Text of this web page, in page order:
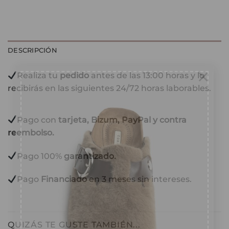
10% DESCUENTO
Suscríbete a nuestra web y
recibirás en tu email tu cupón
descuento de bienvenida
×
DESCRIPCIÓN
Realiza tu pedido antes de las 13:00 horas y lo
recibirás en las siguientes 24/72 horas laborables.
Pago con tarjeta, Bizum, PayPal y contra
reembolso.
Pago 100% garantizado.
Pago Financiadoen 3 meses sin intereses.
QUIZÁS TE GUSTE TAMBIÉN...